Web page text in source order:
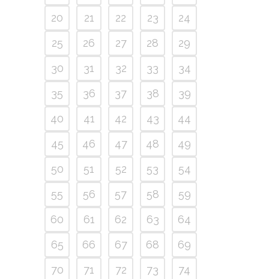
20
21 22 23
24
25
26 27 28
29
30
31 32 33
34
35
36 37 38
39
40
41 42 43
44
45
46 47 48
49
50
51 52 53
54
55
56 57 58
59
60
61 62 63
64
65
66 67 68
69
70
71 72 73
74